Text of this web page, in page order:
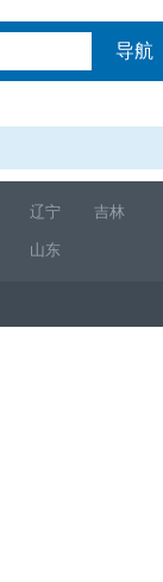
导航
辽宁 吉林
山东